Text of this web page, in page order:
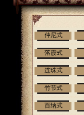
仲尼式
落霞式
连珠式
竹节式
百纳式